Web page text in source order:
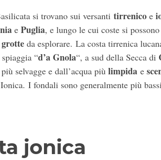
si trovano sui versanti tirrenico e
e Puglia, e lungo le cui coste si
grotte da esplorare. La costa tirrenica
“d’a Gnola“, a sud della Secca di
selvagge e dall’acqua più limpida e
I fondali sono generalmente più
jonica